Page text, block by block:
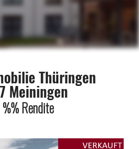
Thüringen
Meiningen
Rendite